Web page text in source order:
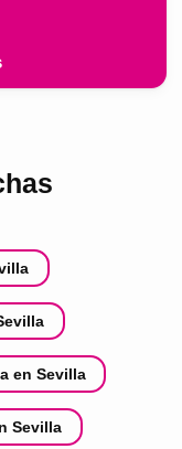
en Sevilla
Sevilla